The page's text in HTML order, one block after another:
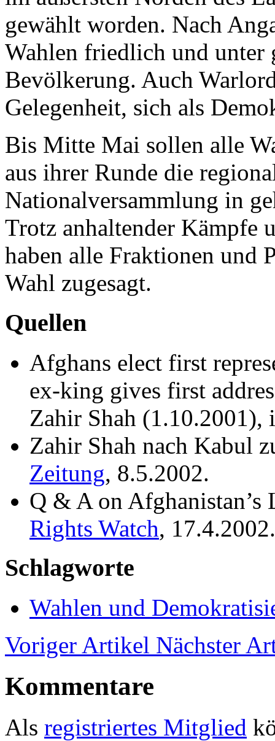
gewählt worden. Nach
Wahlen friedlich und unter
Bevölkerung. Auch
Gelegenheit, sich als
Bis Mitte Mai sollen alle
aus ihrer Runde die
Nationalversammlung in
Trotz anhaltender Kämpfe
haben alle Fraktionen und
Wahl zugesagt.
Quellen
Afghans elect first
ex-king gives first
Zahir Shah
Zahir Shah nach Kabul
Zeitung, 8.5.2002.
Q & A on Afghanistan’s
Rights Watch, 17.4.2002.
Schlagworte
Wahlen und
Voriger Artikel Nächster
Kommentare
Als registriertes Mitglied